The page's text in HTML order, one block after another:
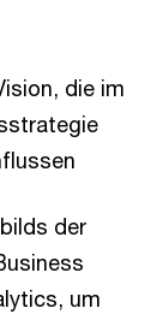
die im
der
um